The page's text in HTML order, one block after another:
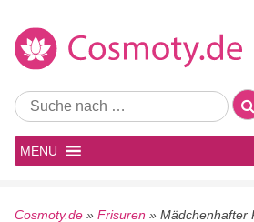
MENU
Cosmoty.de » Frisuren » Mädchenhafter